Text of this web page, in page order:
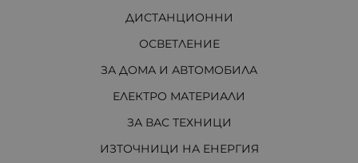
ДИСТАНЦИОННИ
ОСВЕТЛЕНИЕ
ЗА ДОМА И АВТОМОБИЛА
ЕЛЕКТРО МАТЕРИАЛИ
ЗА ВАС ТЕХНИЦИ
ИЗТОЧНИЦИ НА ЕНЕРГИЯ